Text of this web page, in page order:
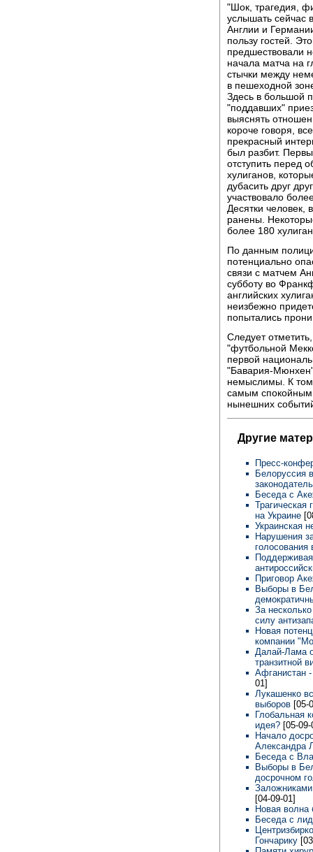
"Шок, трагедия,
услышать сейчас
Англии и
пользу гостей.
предшествовали
начала матча на
стычки между
в пешеходной
Здесь в большой
"поддавших"
выяснять
короче говоря,
прекрасный
был разбит.
отступить перед
хулиганов,
дубасить друг
участвовало
Десятки человек,
ранены.
более 180
По данным
потенциально
связи с матчем
субботу во
английских
неизбежно
попытались
Следует
"футбольной
первой
"Бавария-
немыслимы. К
самым
нынешних
Другие
Пресс-
Белоруссия
Беседа с
Трагическая
на Украине
Украинская
Нарушения
Приговор
Выборы в
За
силу
Новая
компании
Далай-Лама
транзитной
Афганистан
01]
Лукашенко
выборов [05-
Глобальная
идея? [05-
Начало
Александра
Беседа с
Выборы в
досрочном
[04-09-01]
Новая волна
Беседа с
Гончарику